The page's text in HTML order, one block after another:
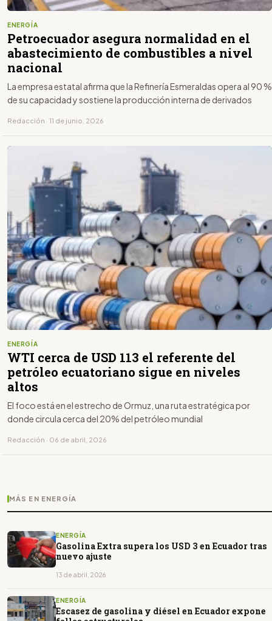
ENERGÍA
Petroecuador asegura normalidad en el
abastecimiento de combustibles a nivel
nacional
La empresa estatal afirma que la Refinería Esmeraldas opera al 90 %
de su capacidad y sostiene la producción interna de derivados
Redacción · 11 de junio, 2026
ENERGÍA
WTI cerca de USD 113 el referente del
petróleo ecuatoriano sigue en niveles
altos
El foco está en el estrecho de Ormuz, una ruta estratégica por
donde circula cerca del 20% del petróleo mundial
Redacción · 06 de abril, 2026
MÁS EN ENERGÍA
ENERGÍA
Gasolina Extra supera los USD 3 en Ecuador tras
nuevo ajuste
13 de abril, 2026
ENERGÍA
Escasez de gasolina y diésel en Ecuador expone